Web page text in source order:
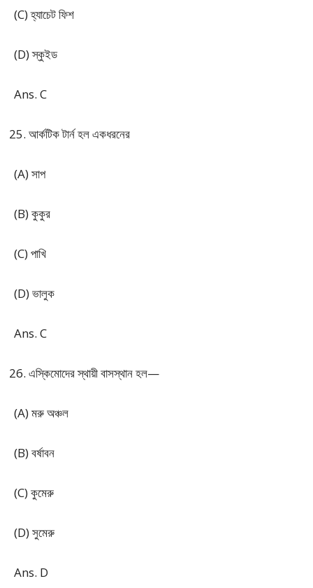
(C) হ্যাচেট ফিশ
(D) স্কুইড
Ans. C
আর্কটিক টার্ন হল একধরনের
(A) সাপ
(B) কুকুর
(C) পাখি
(D) ভালুক
Ans. C
এস্কিমোদের স্থায়ী বাসস্থান হল—
(A) মরু অঞ্চল
(B) বর্ষাবন
(C) কুমেরু
(D) সুমেরু
Ans. D